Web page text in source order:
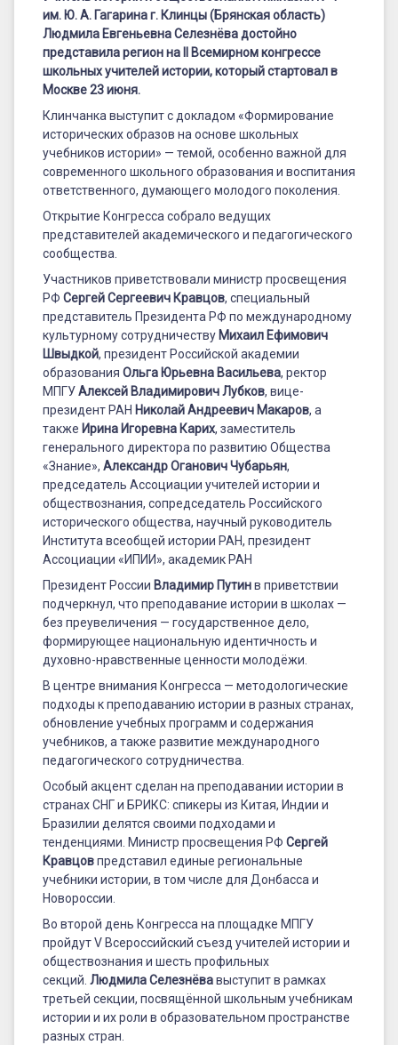
учителей
истории
им. Ю. А. Гагарина г. Клинцы (Брянская область)
Людмила Евгеньевна Селезнёва достойно
представила регион на II Всемирном конгрессе
школьных учителей истории, который стартовал в
Москве 23 июня.
Клинчанка выступит с докладом «Формирование
исторических образов на основе школьных
учебников истории» — темой, особенно важной для
современного школьного образования и воспитания
ответственного, думающего молодого поколения.
Открытие Конгресса собрало ведущих
представителей академического и педагогического
сообщества.
Участников приветствовали министр просвещения
РФ Сергей Сергеевич Кравцов, специальный
представитель Президента РФ по международному
культурному сотрудничеству Михаил Ефимович
Швыдкой, президент Российской академии
образования Ольга Юрьевна Васильева, ректор
МПГУАлексей Владимирович Лубков, вице-
президент РАН Николай Андреевич Макаров, а
также Ирина Игоревна Карих, заместитель
генерального директора по развитию Общества
«Знание», Александр Оганович Чубарьян,
председатель Ассоциации учителей истории и
обществознания, сопредседатель Российского
исторического общества, научный руководитель
Института всеобщей истории РАН, президент
Ассоциации «ИПИИ», академик РАН
Президент России Владимир Путинв приветствии
подчеркнул, что преподавание истории в школах —
без преувеличения — государственное дело,
формирующее национальную идентичность и
духовно-нравственные ценности молодёжи.
В центре внимания Конгресса — методологические
подходы к преподаванию истории в разных странах,
обновление учебных программ и содержания
учебников, а также развитие международного
педагогического сотрудничества.
Особый акцент сделан на преподавании истории в
странах СНГ и БРИКС: спикеры из Китая, Индии и
Бразилии делятся своими подходами и
тенденциями. Министр просвещения РФ Сергей
Кравцовпредставил единые региональные
учебники истории, в том числе для Донбасса и
Новороссии.
Во второй день Конгресса на площадке МПГУ
пройдут V Всероссийский съезд учителей истории и
обществознания и шесть профильных
секций. Людмила Селезнёвавыступит в рамках
третьей секции, посвящённой школьным учебникам
истории и их роли в образовательном пространстве
разных стран.